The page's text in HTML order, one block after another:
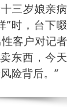
三岁娘亲病
”时，台下啜
客户对记者
东西，今天
险背后。”